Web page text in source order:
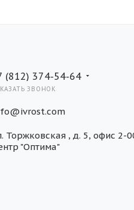
(812) 374-54-64
ЗВОНОК
Торжковская , д. 5, офис 2-
"Оптима"